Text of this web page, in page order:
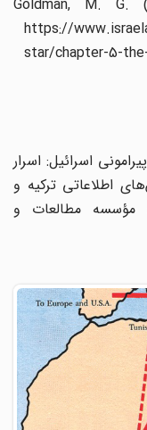
Goldman, M. G.
https://
star/chapter-5-
پیرامونی اسرائیل: اسرار
اطلاعاتی ترکیه و
مؤسسه مطالعات و